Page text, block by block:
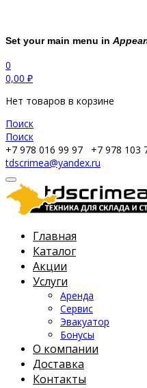
Set your main menu in
0
0,00 ₽
Нет товаров в корзине
Поиск
Поиск
+7 978 016 99 97
+7 978 103
tdscrimea@yandex.ru
Главная
Каталог
Акции
Услуги
Аренда
Сервис
Эвакуатор
Бонусы
О компании
Доставка
Контакты